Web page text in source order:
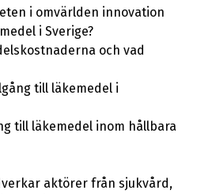
i omvärlden innovation
i Sverige?
och vad
till läkemedel i
till läkemedel inom hållbara
aktörer från sjukvård,